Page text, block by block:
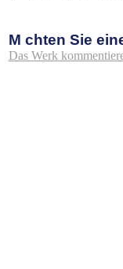
M chten Sie
Das Werk